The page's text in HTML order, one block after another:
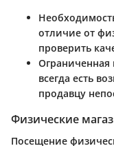
отличие от
проверить
Ограниченная
всегда есть
продавцу
Физические
Посещение